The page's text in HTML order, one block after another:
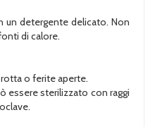
un detergente delicato. Non
di calore.
o ferite aperte.
essere sterilizzato con raggi